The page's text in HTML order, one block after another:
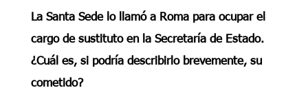
La Santa Sede lo llamó a Roma para ocupar el
cargo de sustituto en la Secretaría de Estado.
¿Cuál es, si podría describirlo brevemente, su
cometido?